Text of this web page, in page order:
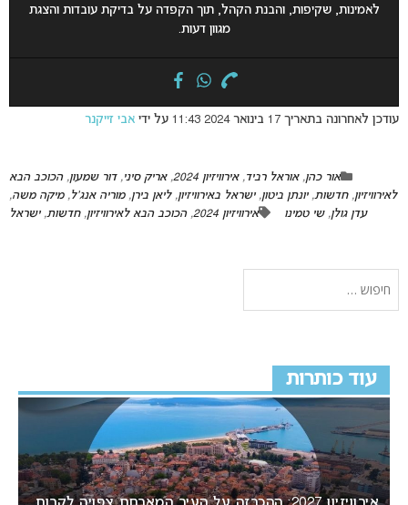
לאמינות, שקיפות, והבנת הקהל, תוך הקפדה על בדיקת עובדות והצגת
מגוון דעות.
עודכן לאחרונה בתאריך 17 בינואר 2024 11:43 על ידי אבי זייקנר
אור כהן, אוראל רביד, אירוויזיון 2024 , אריק סיני, דור שמעון, הכוכב הבא
לאירוויזיון, חדשות, יונתן ביטון, ישראל באירוויזיון, ליאן בירן, מוריה אנג'ל, מיקה משה,
עדן גולן, שי טמינו אירוויזיון 2024 , הכוכב הבא לאירוויזיון, חדשות, ישראל
עוד כותרות